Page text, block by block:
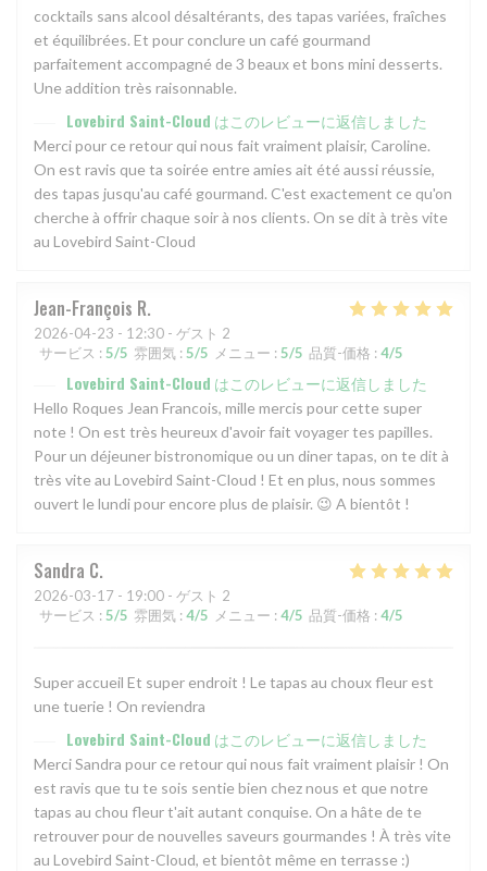
cocktails sans alcool désaltérants, des tapas variées, fraîches
et équilibrées. Et pour conclure un café gourmand
parfaitement accompagné de 3 beaux et bons mini desserts.
Une addition très raisonnable.
Lovebird Saint-Cloud はこのレビューに返信しました
Merci pour ce retour qui nous fait vraiment plaisir, Caroline.
On est ravis que ta soirée entre amies ait été aussi réussie,
des tapas jusqu'au café gourmand. C'est exactement ce qu'on
cherche à offrir chaque soir à nos clients. On se dit à très vite
au Lovebird Saint-Cloud
Jean-François R
2026-04-23 - 12:30 - ゲスト 2
サービス : 5/5 雰囲気 : 5/5 メニュー : 5/5 品質-価格 : 4/5
Lovebird Saint-Cloud はこのレビューに返信しました
Hello Roques Jean Francois, mille mercis pour cette super
note ! On est très heureux d'avoir fait voyager tes papilles.
Pour un déjeuner bistronomique ou un diner tapas, on te dit à
très vite au Lovebird Saint-Cloud ! Et en plus, nous sommes
ouvert le lundi pour encore plus de plaisir. 😉 A bientôt !
Sandra C
2026-03-17 - 19:00 - ゲスト 2
サービス : 5/5 雰囲気 : 4/5 メニュー : 4/5 品質-価格 : 4/5
Super accueil Et super endroit ! Le tapas au choux fleur est
une tuerie ! On reviendra
Lovebird Saint-Cloud はこのレビューに返信しました
Merci Sandra pour ce retour qui nous fait vraiment plaisir ! On
est ravis que tu te sois sentie bien chez nous et que notre
tapas au chou fleur t'ait autant conquise. On a hâte de te
retrouver pour de nouvelles saveurs gourmandes ! À très vite
au Lovebird Saint-Cloud, et bientôt même en terrasse :)